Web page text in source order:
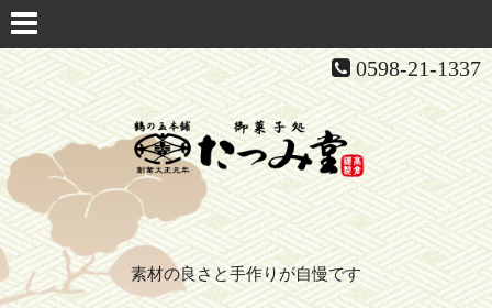
0598-21-1337
素材の良さと手作りが自慢です